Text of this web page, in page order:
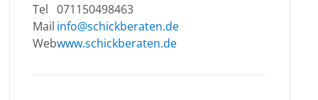
Tel 071150498463
Mail info@schickberaten.de
Webwww.schickberaten.de